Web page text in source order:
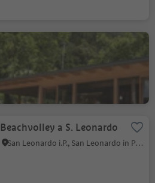
Beach-volley a Rifiano
Rifiano, Merano e dintorni
Beachvolley a S. Leonardo
San Leonardo i.P., San Leonardo in Passiria, Merano e dintorni